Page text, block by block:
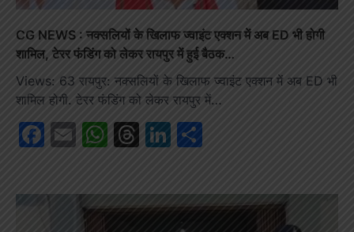
CG NEWS : नक्सलियों के खिलाफ ज्वाइंट एक्शन में अब ED भी होगी
शामिल, टेरर फंडिंग को लेकर रायपुर में हुई बैठक…
Views: 63 रायपुर: नक्सलियों के खिलाफ ज्वाइंट एक्शन में अब ED भी
शामिल होगी. टेरर फंडिंग को लेकर रायपुर में…
Facebook
EmailWhatsApp
Threads
LinkedIn